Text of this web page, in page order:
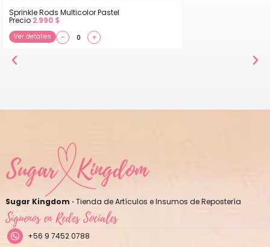
Sprinkle Rods Multicolor Pastel
Precio 2.990 $
Ver detalles − +
Sugar Kingdom · Tienda de Artículos e Insumos de Repostería
Síguenos en Redes Sociales
+56 9 7452 0788